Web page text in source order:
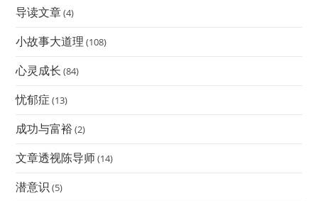
导读文章(4)
小故事大道理 (108)
心灵成长 (84)
忧郁症 (13)
成功与富裕(2)
文章透视陈导师(14)
潜意识 (5)